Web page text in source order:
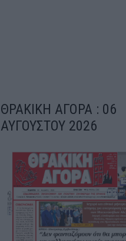
ΘΡΑΚΙΚΗ ΑΓΟΡΑ : 06
ΑΥΓΟΥΣΤΟΥ 2026